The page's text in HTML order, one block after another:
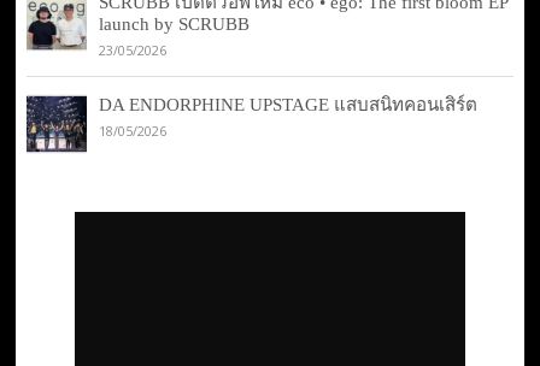
launch by SCRUBB
23/05/2026
DA ENDORPHINE UPSTAGE แสบสนิทคอนเสิร์ต
18/05/2026